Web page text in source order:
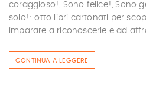
coraggioso!, Sono felice!, Sono
solo!: otto libri cartonati per
imparare a riconoscerle e ad
CONTINUA A LEGGERE